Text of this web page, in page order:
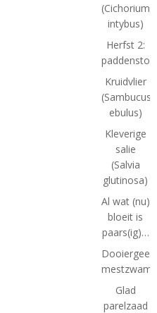
(Cichorium
intybus)
Herfst 2:
Kruidvlier
(Sambucus
ebulus)
Kleverige
salie
(Salvia
glutinosa)
Al wat (nu)
bloeit is
paars(ig)…
Dooiergeel
Glad
parelzaad